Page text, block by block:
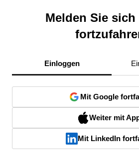
Melden Sie sich
Einloggen
Mit Google
Weiter mit
Mit LinkedIn